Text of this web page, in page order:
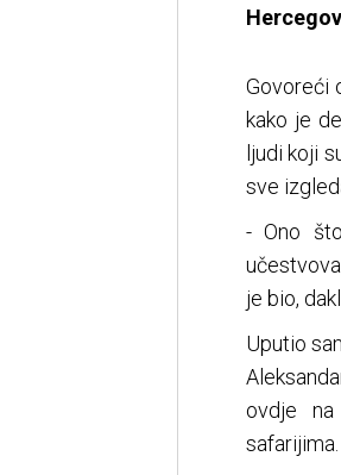
Govoreći
kako je
ljudi koji
sve
- Ono
je bio,
Uputio
ovdje